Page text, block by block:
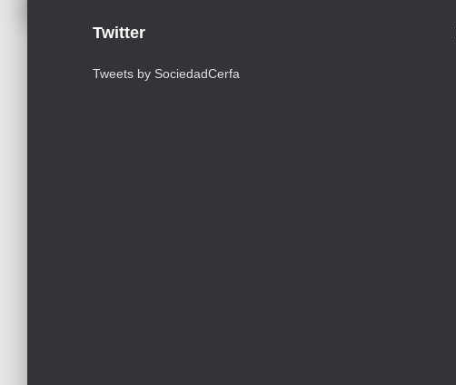
Twitter
Tweets by SociedadCerfa